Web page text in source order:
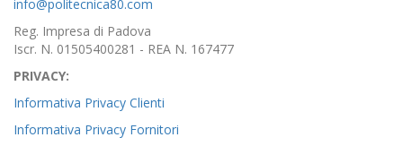
info@politecnica80.com
Reg. Impresa di Padova
Iscr. N. 01505400281 - REA N. 167477
PRIVACY:
Informativa Privacy Clienti
Informativa Privacy Fornitori